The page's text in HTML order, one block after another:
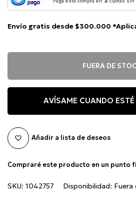
Envío gratis desde $300.000
FUERA DE
AVÍSAME CUANDO ESTÉ
Añadir a lista de deseos
Compraré este producto en un punto
SKU: 1042757 Disponibilidad: Fuera